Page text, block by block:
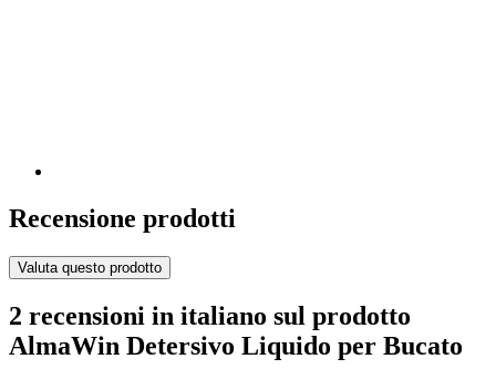
Recensione prodotti
Valuta questo prodotto
2 recensioni in italiano sul prodotto
AlmaWin Detersivo Liquido per Bucato